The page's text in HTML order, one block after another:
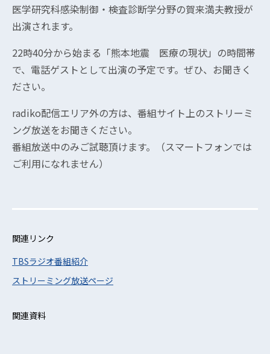
医学研究科感染制御・検査診断学分野の賀来満夫教授が
出演されます。
22時40分から始まる「熊本地震 医療の現状」の時間帯
で、電話ゲストとして出演の予定です。ぜひ、お聞きく
ださい。
radiko配信エリア外の方は、番組サイト上のストリーミ
ング放送をお聞きください。
番組放送中のみご試聴頂けます。（スマートフォンでは
ご利用になれません）
関連リンク
TBSラジオ番組紹介
ストリーミング放送ページ
関連資料